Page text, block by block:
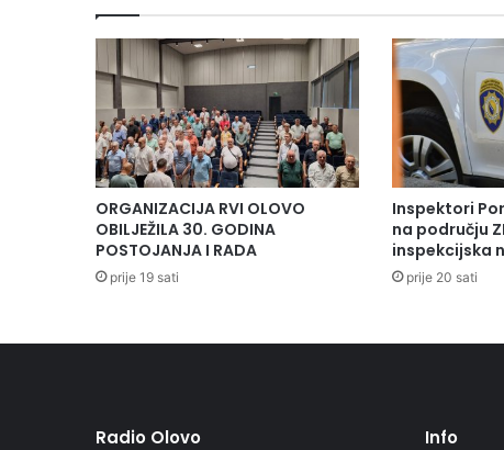
ORGANIZACIJA RVI OLOVO
OBILJEŽILA 30. GODINA
POSTOJANJA I RADA
prije 19 sati
Inspektori
na području
inspekcijska
prije 20 sati
Radio Olovo Info